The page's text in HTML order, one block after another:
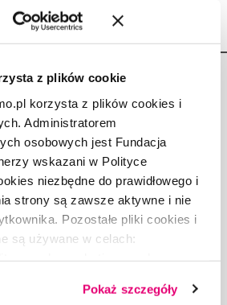
z plików cookie
korzysta z plików cookies i
Administratorem
osobowych jest Fundacja
wskazani w Polityce
niezbędne do prawidłowego i
strony są zawsze aktywne i nie
Pozostałe pliki cookies i
są używane w celach:
pliki cookies i technologie
Pokaż szczegóły
W „PIŚMIE”